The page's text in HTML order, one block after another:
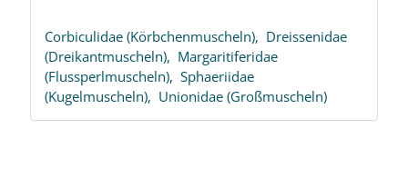
Corbiculidae (Körbchenmuscheln), Dreissenidae
(Dreikantmuscheln), Margaritiferidae
(Flussperlmuscheln), Sphaeriidae
(Kugelmuscheln), Unionidae (Großmuscheln)